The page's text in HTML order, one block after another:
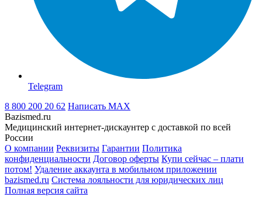
Telegram
8 800 200 20 62 Написать MAX
Bazismed.ru
Медицинский интернет-дискаунтер с доставкой по всей
России
О компании Реквизиты Гарантии Политика
конфиденциальности Договор оферты Купи сейчас – плати
потом! Удаление аккаунта в мобильном приложении
bazismed.ru Система лояльности для юридических лиц
Полная версия сайта